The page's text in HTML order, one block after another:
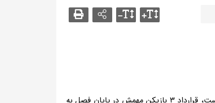
در حالی که پرسپولیس درگیر رقابت‌های حساس فصل است، قرارداد ۳ بازیکن مهمش در پایان فصل به